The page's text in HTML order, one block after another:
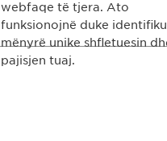
T: +383
e-mail:
webfaqe të tjera. Ato
funksionojnë duke
mënyrë unike shfletuesin
pajisjen tuaj.
Emri